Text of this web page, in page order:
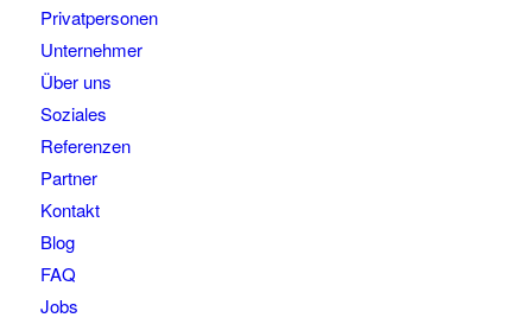
Privatpersonen
Unternehmer
Über uns
Soziales
Referenzen
Partner
Kontakt
Blog
FAQ
Jobs